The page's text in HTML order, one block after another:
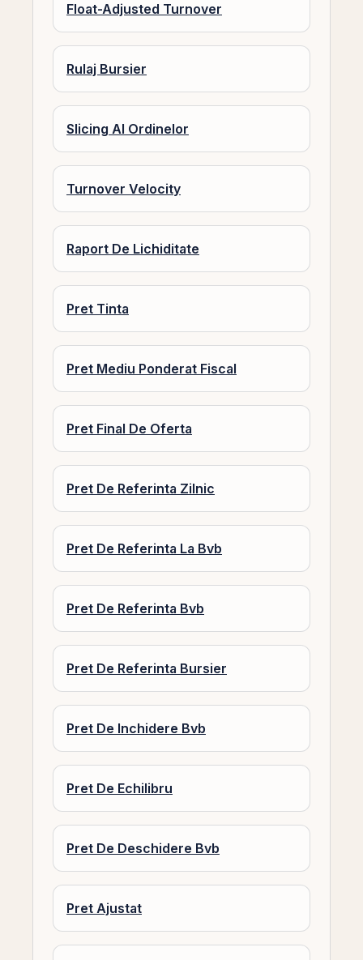
Float-Adjusted Turnover
Rulaj Bursier
Slicing Al Ordinelor
Turnover Velocity
Raport De Lichiditate
Pret Tinta
Pret Mediu Ponderat Fiscal
Pret Final De Oferta
Pret De Referinta Zilnic
Pret De Referinta La Bvb
Pret De Referinta Bvb
Pret De Referinta Bursier
Pret De Inchidere Bvb
Pret De Echilibru
Pret De Deschidere Bvb
Pret Ajustat